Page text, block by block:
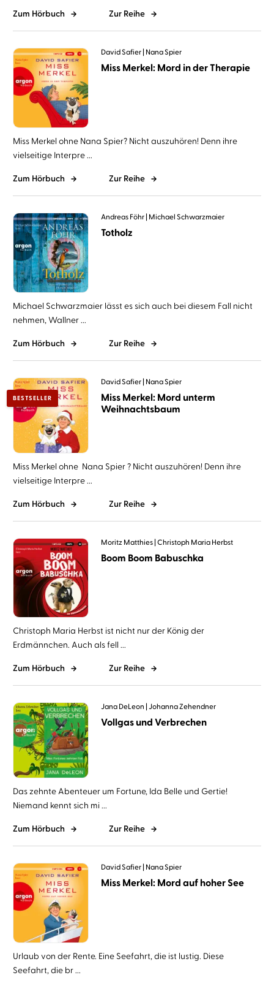
Zum Hörbuch Zur Reihe
David Safier Nana Spier
Miss Merkel: Mord in der Therapie
Miss Merkel ohne Nana Spier? Nicht auszuhören! Denn ihre
vielseitige Interpre ...
Zum Hörbuch Zur Reihe
Andreas Föhr Michael Schwarzmaier
Totholz
Michael Schwarzmaier lässt es sich auch bei diesem Fall nicht
nehmen, Wallner ...
Zum Hörbuch Zur Reihe
BESTSELLER
David Safier Nana Spier
Miss Merkel: Mord unterm
Weihnachtsbaum
Miss Merkel ohne Nana Spier ? Nicht auszuhören! Denn ihre
vielseitige Interpre ...
Zum Hörbuch Zur Reihe
Moritz Matthies Christoph Maria Herbst
Boom Boom Babuschka
Christoph Maria Herbst ist nicht nur der König der
Erdmännchen. Auch als fell ...
Zum Hörbuch Zur Reihe
Jana DeLeon Johanna Zehendner
Vollgas und Verbrechen
Das zehnte Abenteuer um Fortune, Ida Belle und Gertie!
Niemand kennt sich mi ...
Zum Hörbuch Zur Reihe
David Safier Nana Spier
Miss Merkel: Mord auf hoher See
Urlaub von der Rente. Eine Seefahrt, die ist lustig. Diese
Seefahrt, die br ...